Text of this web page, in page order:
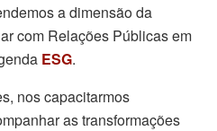
a dimensão da
com Relações Públicas em
ESG.
nos capacitarmos
as transformações